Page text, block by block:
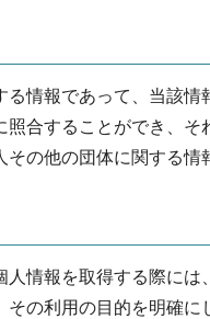
る情報であって、当該
合することができ、
の他の団体に関する
情報を取得する際に
の利用の目的を明確